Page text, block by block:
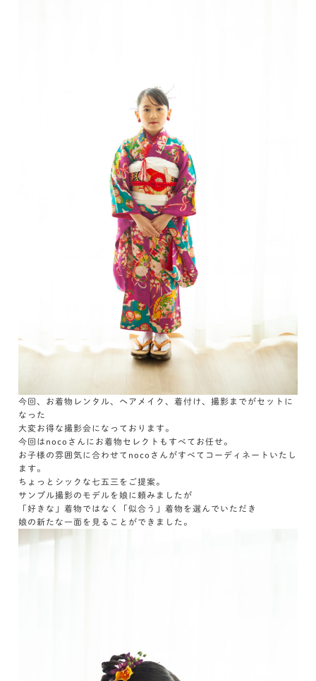
今回、お着物レンタル、ヘアメイク、着付け、撮影までがセットに
なった
大変お得な撮影会になっております。
今回はnocoさんにお着物セレクトもすべてお任せ。
お子様の雰囲気に合わせてnocoさんがすべてコーディネートいたし
ます。
ちょっとシックな七五三をご提案。
サンプル撮影のモデルを娘に頼みましたが
「好きな」着物ではなく「似合う」着物を選んでいただき
娘の新たな一面を見ることができました。